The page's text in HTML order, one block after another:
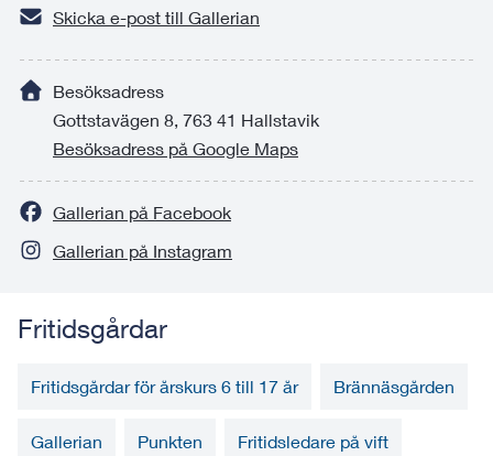
Skicka e-post till Gallerian
Besöksadress
Gottstavägen 8, 763 41 Hallstavik
Besöksadress på Google Maps
Gallerian på Facebook
Gallerian på Instagram
Fritidsgårdar
Fritidsgårdar för årskurs 6 till 17 år Brännäsgården
Gallerian Punkten Fritidsledare på vift